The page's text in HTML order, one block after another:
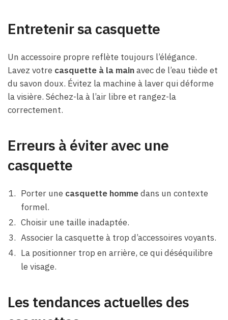
Entretenir sa casquette
Un accessoire propre reflète toujours l’élégance.
Lavez votre casquette à la mainavec de l’eau tiède et
du savon doux. Évitez la machine à laver qui déforme
la visière. Séchez-la à l’air libre et rangez-la
correctement.
Erreurs à éviter avec une
casquette
Porter une casquette hommedans un contexte
formel.
Choisir une taille inadaptée.
Associer la casquette à trop d’accessoires voyants.
La positionner trop en arrière, ce qui déséquilibre
le visage.
Les tendances actuelles des